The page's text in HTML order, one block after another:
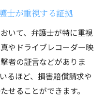
士が重視する証拠
いて、弁護士が特に重視
やドライブレコーダー映
者の証言などがありま
るほど、損害賠償請求や
せることができます。